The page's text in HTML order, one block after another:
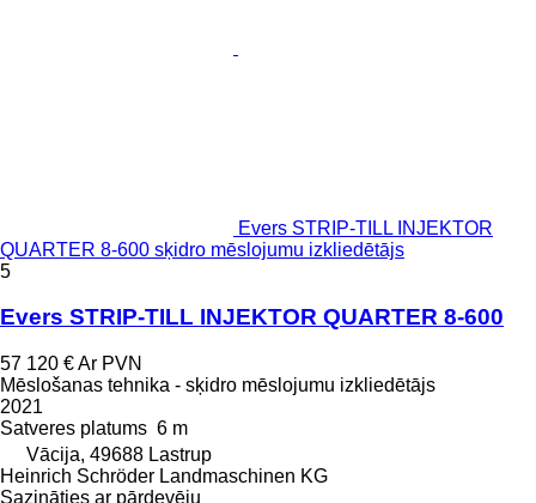
Evers STRIP-TILL INJEKTOR
QUARTER 8-600 sķidro mēslojumu izkliedētājs
5
Evers STRIP-TILL INJEKTOR QUARTER 8-600
57 120 €Ar PVN
Mēslošanas tehnika - sķidro mēslojumu izkliedētājs
2021
Satveres platums 6 m
Vācija, 49688 Lastrup
Heinrich Schröder Landmaschinen KG
Sazināties ar pārdevēju